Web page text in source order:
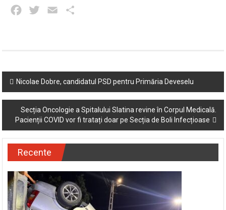
Facebook
Twitter Email
Post
navigation
Nicolae Dobre, candidatul PSD pentru Primăria Deveselu
Secția Oncologie a Spitalului Slatina revine în Corpul Medicală.
Pacienții COVID vor fi tratați doar pe Secția de Boli Infecțioase
Recente